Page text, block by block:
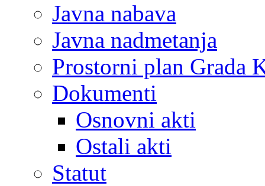
Javna nabava
Javna nadmetanja
Prostorni plan Grada
Dokumenti
Osnovni akti
Ostali akti
Statut